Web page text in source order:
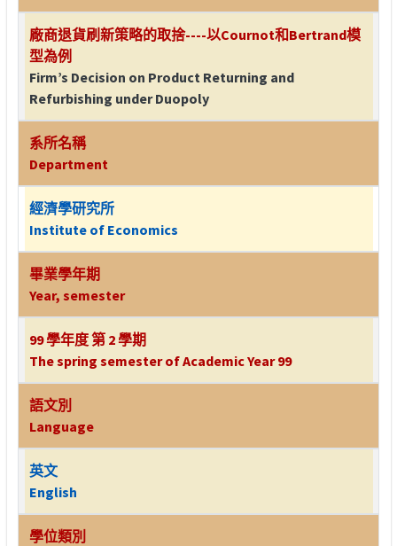
廠商退貨刷新策略的取捨----以Cournot和Bertrand模
型為例
Firm’s Decision on Product Returning and
Refurbishing under Duopoly
系所名稱
Department
經濟學研究所
Institute of Economics
畢業學年期
Year, semester
99 學年度 第 2 學期
The spring semester of Academic Year 99
語文別
Language
英文
English
學位類別